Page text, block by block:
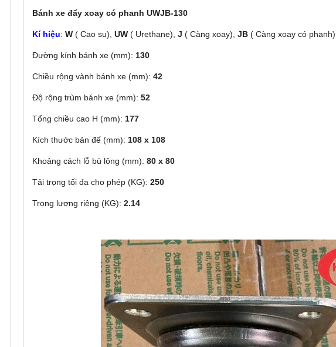
Bánh xe đẩy xoay có phanh UWJB-130
Kí hiệu: W ( Cao su), UW ( Urethane), J ( Càng xoay), JB ( Càng xoay có phanh),
Đường kính bánh xe (mm): 130
Chiều rộng vành bánh xe (mm): 42
Độ rộng trùm bánh xe (mm): 52
Tổng chiều cao H (mm): 177
Kích thước bản đế (mm): 108 x 108
Khoảng cách lỗ bù lông (mm): 80 x 80
Tải trọng tối đa cho phép (KG): 250
Trọng lượng riêng (KG): 2.14